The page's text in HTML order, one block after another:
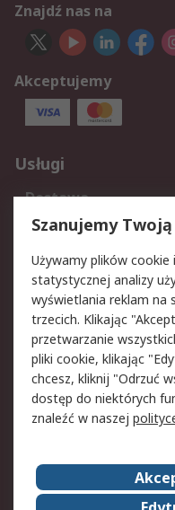
Znajdź nas na
Akceptujemy
Usługi
Dostawa
Reklamacje i zwroty
Aspekty prawne
Bezpieczeństwo e-
maila
Polityka
Zastrzeżenia
O firmie RS
Szanujemy
Używamy plików
statystycznej analizy
wyświetlania reklam na
trzecich. Klikając
przetwarzanie
pliki cookie, klikając
chcesz, kliknij "Odrzuć
dostęp do niektórych
znaleźć w naszej